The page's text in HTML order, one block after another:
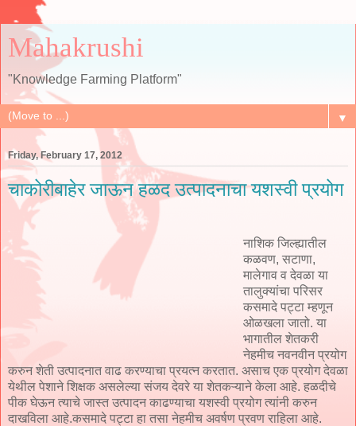
Mahakrushi
"Knowledge Farming Platform"
▼
Friday, February 17, 2012
चाकोरीबाहेर जाऊन हळद उत्पादनाचा यशस्वी प्रयोग
नाशिक जिल्ह्यातील
कळवण, सटाणा,
मालेगाव व देवळा या
तालुक्यांचा परिसर
कसमादे पट्टा म्हणून
ओळखला जातो. या
भागातील शेतकरी
नेहमीच नवनवीन प्रयोग
करुन शेती उत्पादनात वाढ करण्याचा प्रयत्न करतात. असाच एक प्रयोग देवळा
येथील पेशाने शिक्षक असलेल्या संजय देवरे या शेतकऱ्याने केला आहे. हळदीचे
पीक घेऊन त्याचे जास्त उत्पादन काढण्याचा यशस्वी प्रयोग त्यांनी करुन
दाखविला आहे.कसमादे पट्टा हा तसा नेहमीच अवर्षण प्रवण राहिला आहे.